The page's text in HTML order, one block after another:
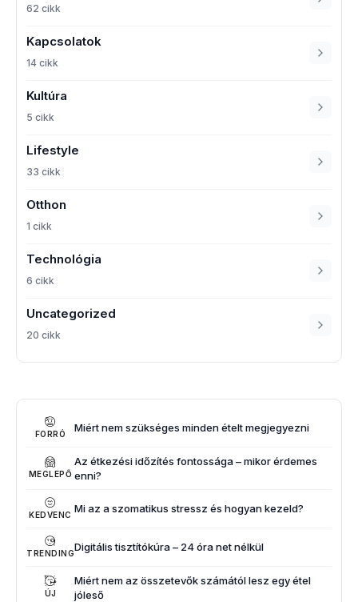
62 cikk
Kapcsolatok
14 cikk
Kultúra
5 cikk
Lifestyle
33 cikk
Otthon
1 cikk
Technológia
6 cikk
Uncategorized
20 cikk
FORRÓ Miért nem szükséges minden ételt megjegyezni
MEGLEPŐ
Az étkezési időzítés fontossága – mikor érdemes
enni?
KEDVENC Mi az a szomatikus stressz és hogyan kezeld?
TRENDINGDigitális tisztítókúra – 24 óra net nélkül
ÚJ
Miért nem az összetevők számától lesz egy étel
jóleső